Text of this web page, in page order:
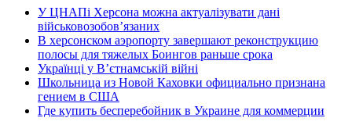
У ЦНАПі Херсона можна актуалізувати дані
військовозобов’язаних
В херсонском аэропорту завершают реконструкцию
полосы для тяжелых Боингов раньше срока
Українці у В’єтнамській війні
Школьница из Новой Каховки официально признана
гением в США
Где купить бесперебойник в Украине для коммерции